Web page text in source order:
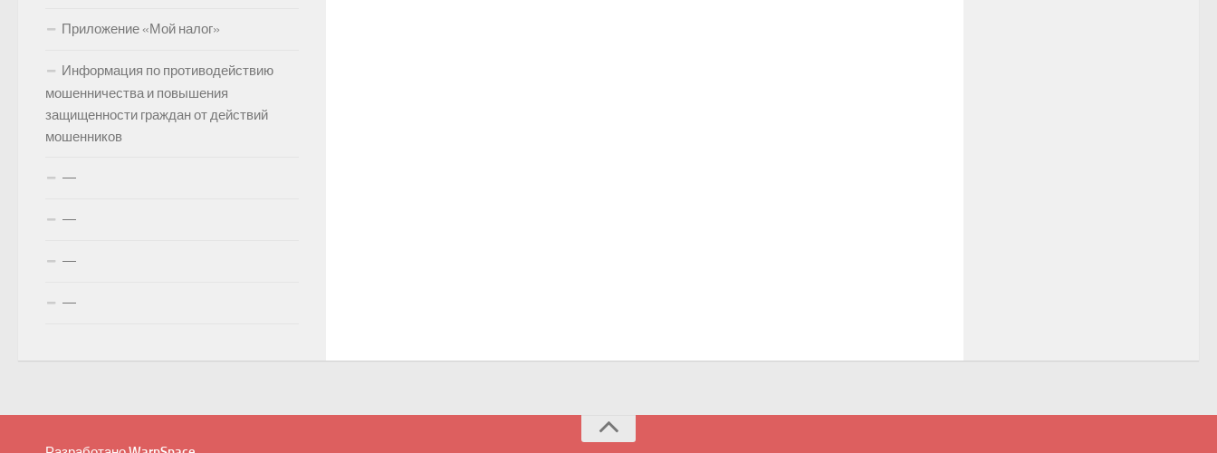
Приложение «Мой налог»
Информация по противодействию
мошенничества и повышения
защищенности граждан от действий
мошенников
—
—
—
—